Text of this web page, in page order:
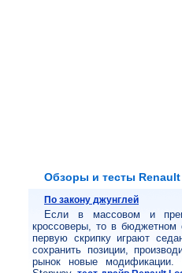
Обзоры и тесты
По закону джунглей
Если в массовом и
кроссоверы, то в бюджетном
первую скрипку играют
сохранить позиции,
рынок новые